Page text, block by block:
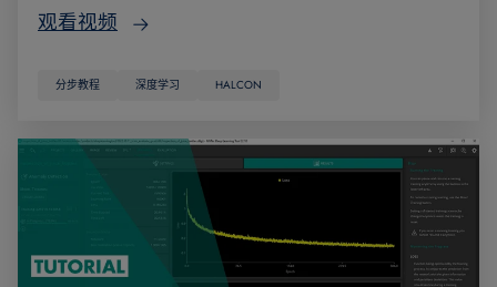
观看视频
分步教程 深度学习 HALCON